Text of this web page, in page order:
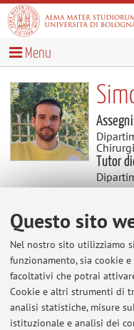
Questo sito
Nel nostro sito utilizziamo
funzionamento, sia cookie
facoltativi che potrai
Cookie e altri strumenti di
analisi statistiche, misure
istituzionale e analisi dei
Menu
Tutor
Contenuti utili
Al momento non sono